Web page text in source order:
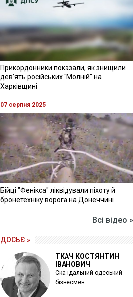
Прикордонники показали, як знищили
девʼять російських "Молній" на
Харківщині
07 серпня 2025
Бійці "Фенікса" ліквідували піхоту й
бронетехніку ворога на Донеччині
Всі відео »
ДОСЬЄ »
ТКАЧ КОСТЯНТИН
ІВАНОВИЧ
Скандальний одеський
бізнесмен